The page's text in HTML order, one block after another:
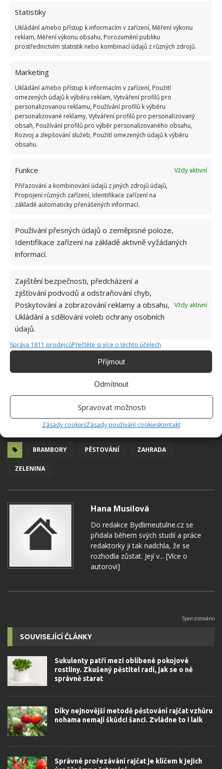
Statistiky
Ukládání a/nebo přístup k informacím v zařízení, Měření výkonu
reklam, Měření výkonu obsahu, Porozumění publiku
prostřednictvím statistik nebo kombinací údajů z různých zdrojů.
Marketing
Ukládání a/nebo přístup k informacím v zařízení, Použití
omezených údajů k výběru reklam, Vytváření profilů pro
personalizovanou reklamu, Používání profilů k výběru
personalizované reklamy, Vytváření profilů pro personalizovaný
obsah, Používání profilů pro výběr personalizovaného obsahu,
Rozvoj a zlepšování služeb, Použití omezených údajů k výběru
obsahu.
Funkce
Vždy aktivní
Přiřazování a kombinování údajů z jiných zdrojů údajů,
Propojení různých zařízení, Identifikace zařízení na
základě automaticky přenášených informací.
Používání přesných údajů o zeměpisné poloze,
Identifikace zařízení na základě aktivně vyžádaných
informací.
Zajištění bezpečnosti, předcházení a
zjišťování podvodů a odstraňování chyb,
Poskytování a zobrazování reklamy a obsahu,
Ukládání a sdělování voleb ochrany osobních
údajů.
Vždy aktivní
Správa 1811 prodejcůPřečtěte si více o těchto účelech
Příjmout
Odmítnout
Spravovat možnosti
Zásady cookiesZásady používání cookiesKontakt
Pokud nemáte příležitost na podzim vysadit
bramborové hlízy na semena, neměli na sebe být
naštvaní. Použití čerstvých bramborových semen při
množství. Je třeba poznamenat, že tímto způsobem
výsadby bude vaše rostliny ovšem klíčit pomaleji.
Poslední tip
Spočítejte si hloubku a vzdálenost mezi otvory podle
jak zasadit semena, je vzdálenost mezi otvory 70 –
80 centimetrů a hloubka by měla být polovina dlaně
dospělého. Když se na zemi objeví výhonky o
velikosti 10 centimetrů, zasypte je dvakrát nebo
kořenový systém plodin.
BRAMBORY PĚSTOVÁNÍ ZAHRADA
ZELENINA
Hana Musilová
Do redakce Bydlimeutulne.cz se
přidala během svých studií a práce
redaktorky ji tak nadchla, že se
rozhodla zůstat. Její v... [Více o
autorovi]
SOUVISEJÍCÍ ČLÁNKY
Sukulenty patří mezi oblíbené pokojové
rostliny. Zkušený pěstitel radí, jak se o ně
správně starat
Díky nejnovější metodě pěstování rajčat vzhůru
nohama nemají škůdci šanci. Zvládne to i laik
Správné prořezávání rajčat je klíčem k jejich